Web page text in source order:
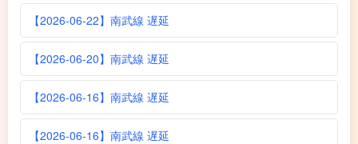
【2026-06-22】南武線 遅延
【2026-06-20】南武線 遅延
【2026-06-16】南武線 遅延
【2026-06-16】南武線 遅延